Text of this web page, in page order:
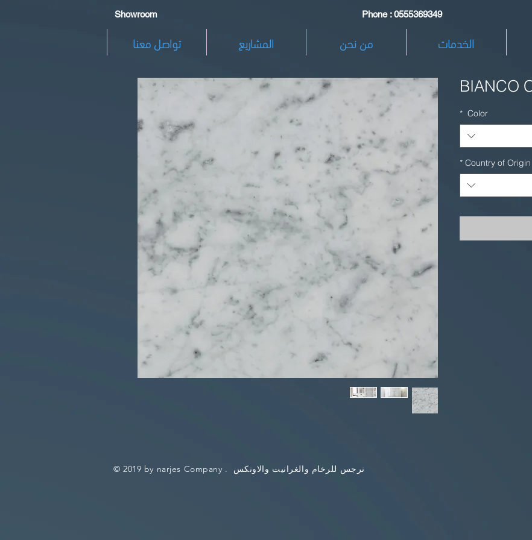
الخدمات من نحن المشاريع تواصل معنا
Phone : 0555369349
Showroom
BIANCO
Color
*
Country of Origin
*
نرجس للرخام والغرانيت والاونكس © 2019 by narjes Company .